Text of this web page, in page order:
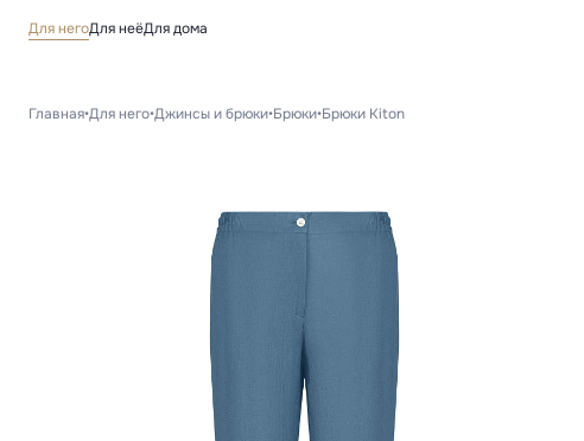
Для негоДля неёДля дома
Главная•Для него•Джинсы и брюки•Брюки•Брюки Kiton